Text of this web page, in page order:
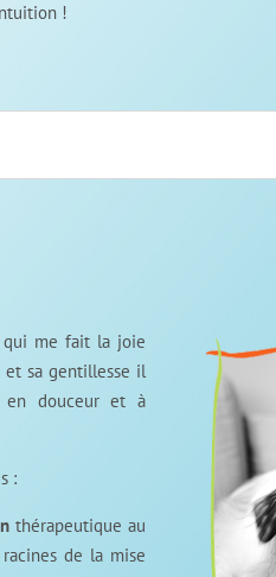
!
qui me fait la joie
et sa gentillesse il
en douceur et à
:
thérapeutique au
de la mise